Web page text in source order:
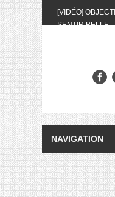
[VIDÉO]
SENTIR BELLE
BIOTYFULL
[VIDÉO]
CONVIVIALITÉ
[VIDÉO]
BIOTYFULL
FEAT. AKILA
[VIDÉO]
DES AUTRES,